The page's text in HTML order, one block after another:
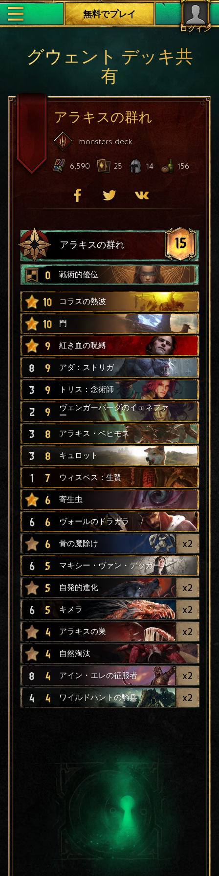
ログイン
無料でプレイ
グウェント デッキ共
有
アラキスの群れ
monsters deck
6,590 25 14 156
アラキスの群れ 15
0 戦術的優位
10 コラスの熱波
10 門
9 紅き血の呪縛
8 9 アダ：ストリガ
3 9 トリス：念術師
2 9
ヴェンガーバーグのイェネファ
ー
3 8 アラキス・ベヒモス
3 8 キュロット
1 7 ウィスペス：生贄
6 寄生虫
6 6 ヴォールのドラガラ
6 骨の魔除け x2
6 5 マキシー・ヴァン・デッカー
5 自発的進化 x2
6 5 キメラ x2
4 アラキスの巣 x2
4 自然淘汰
8 4 アイン・エレの征服者 x2
4 4 ワイルドハントの騎兵 x2